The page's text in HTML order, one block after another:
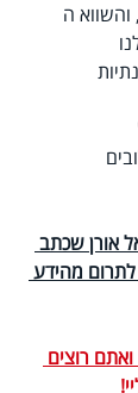
אורן שכתב
לתרום מהידע
רוצים